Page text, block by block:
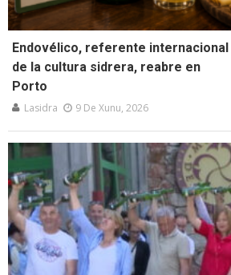
Endovélico, referente internacional
de la cultura sidrera, reabre en
Porto
Lasidra 9 De Xunu, 2026